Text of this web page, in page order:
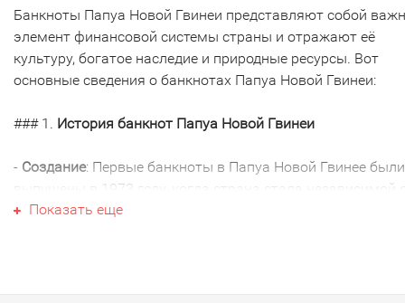
Банкноты Папуа Новой Гвинеи представляют собой
элемент финансовой системы страны и отражают её
культуру, богатое наследие и природные ресурсы. Вот
основные сведения о банкнотах Папуа Новой Гвинеи:
### 1. История банкнот Папуа Новой Гвинеи
- Создание: Первые банкноты в Папуа Новой Гвинее были
выпущены в 1973 году, когда страна стала независимой
Австралии. Это произошло в связи с введением кины как
Показать еще